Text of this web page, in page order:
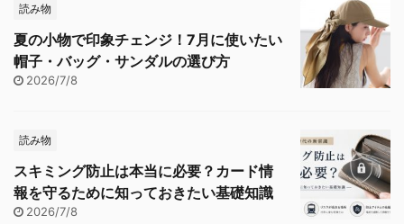
読み物
夏の小物で印象チェンジ！7月に使いたい
帽子・バッグ・サンダルの選び方
2026/7/8
読み物
スキミング防止は本当に必要？カード情
報を守るために知っておきたい基礎知識
2026/7/8